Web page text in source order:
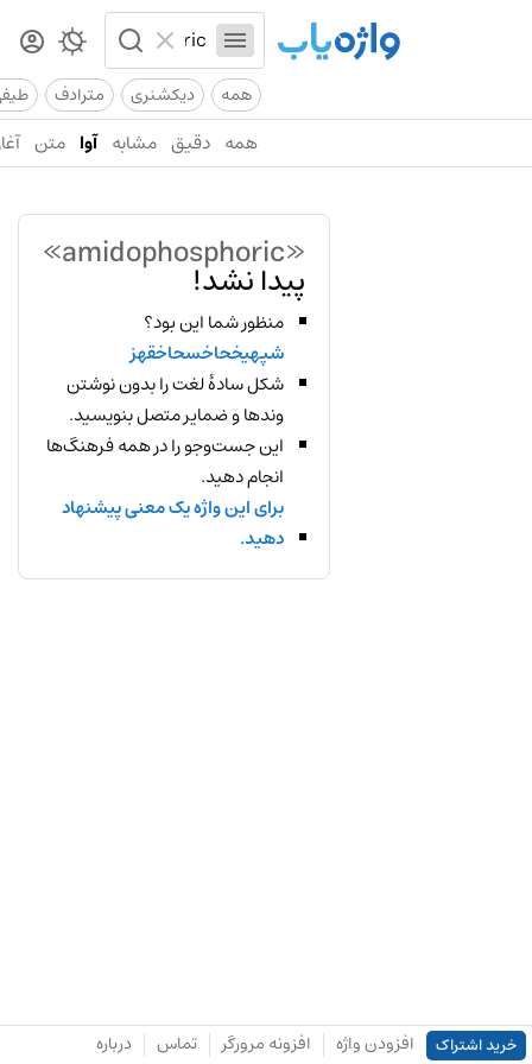
همه دیکشنری مترادف
همه دقیق مشابه آوا متن
«amidophosphoric»
پیدا نشد!
منظور شما این بود؟
شپهیخحاخسحاخقهز
شکل سادهٔ لغت را بدون نوشتن
وندها و ضمایر متصل بنویسید.
این جست‌وجو را در همه فرهنگ‌ها
انجام دهید.
برای این واژه یک معنی پیشنهاد
دهید.
خرید اشتراک افزودن واژه افزونه مرورگر تماس درباره